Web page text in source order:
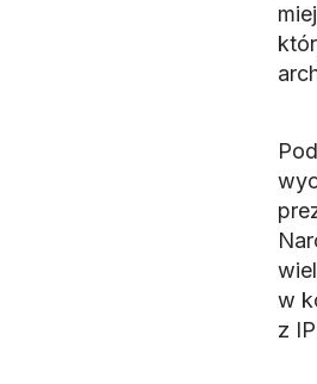
w
z